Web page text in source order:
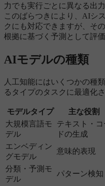
力でも実行ごとに異なる出
このばらつきにより、AIシ
クにも対応できますが、そ
根拠に基づく予測として評
AIモデルの種類
人工知能にはいくつかの種
るタイプのタスクに最適化
モデルタイプ 主な役割
大規模言語モ
デル
テキスト・コ
ドの生成
エンベディン
グモデル
意味的表現
分類・予測モ
デル
パターン検知